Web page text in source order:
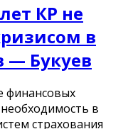
КР не
в
— Букуев
финансовых
в
страхования